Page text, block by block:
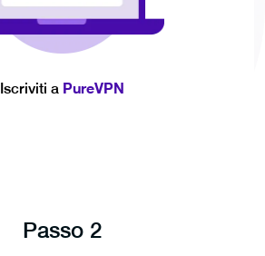
Iscriviti a PureVPN
Passo 2